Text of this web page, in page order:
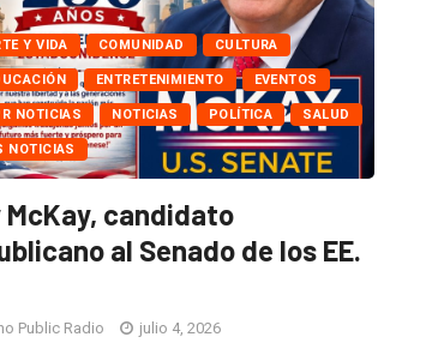
Y VIDA COMUNIDAD CULTURA
ENTRETENIMIENTO EVENTOS
NOTICIAS NOTICIAS POLÍTICA SALUD
NOTICIAS
McKay, candidato
al Senado de los EE.
Public Radio julio 4, 2026